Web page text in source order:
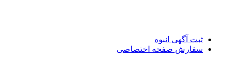
ثبت آگهی انبوه
سفارش صفحه اختصاصی